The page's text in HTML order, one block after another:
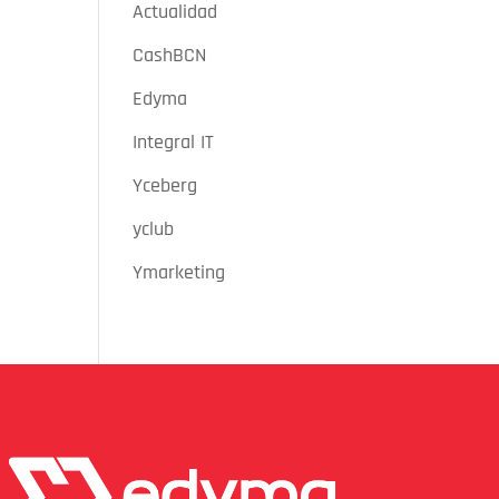
Actualidad
CashBCN
Edyma
Integral IT
Yceberg
yclub
Ymarketing